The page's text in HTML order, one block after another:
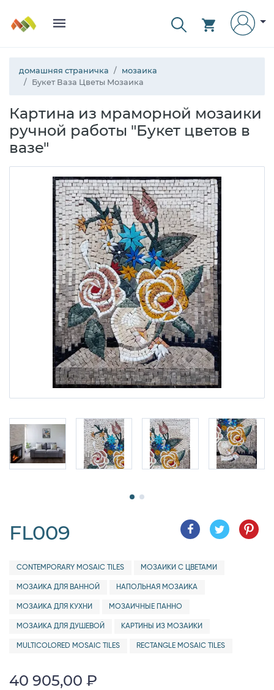
домашняя страничка
мозаика
Букет Ваза Цветы Мозаика
Картина из мраморной мозаики
ручной работы "Букет цветов в
вазе"
FL009
CONTEMPORARY MOSAIC TILES МОЗАИКИ С ЦВЕТАМИ
МОЗАИКА ДЛЯ ВАННОЙ НАПОЛЬНАЯ МОЗАИКА
МОЗАИКА ДЛЯ КУХНИ МОЗАИЧНЫЕ ПАННО
МОЗАИКА ДЛЯ ДУШЕВОЙ КАРТИНЫ ИЗ МОЗАИКИ
MULTICOLORED MOSAIC TILES RECTANGLE MOSAIC TILES
40 905,00 ₽